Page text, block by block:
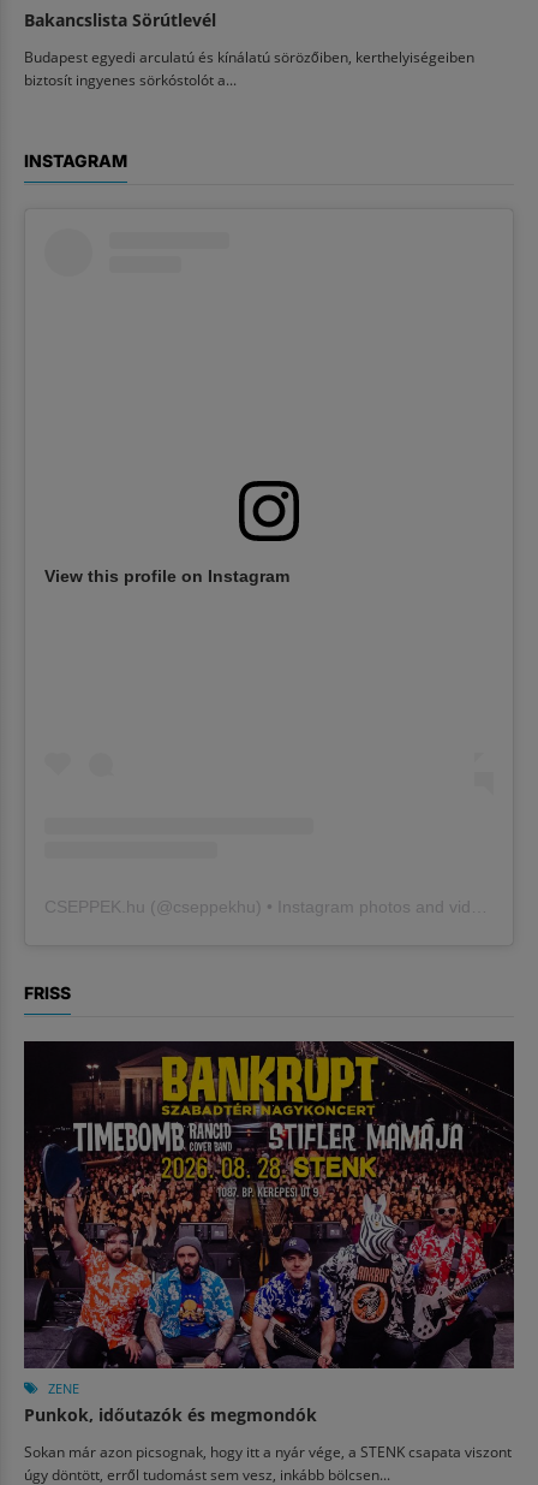
Bakancslista Sörútlevél
Budapest egyedi arculatú és kínálatú sörözőiben, kerthelyiségeiben
biztosít ingyenes sörkóstolót a...
INSTAGRAM
View this profile on Instagram
CSEPPEK.hu (@cseppekhu ) • Instagram photos and videos
FRISS
ZENE
Punkok, időutazók és megmondók
Sokan már azon picsognak, hogy itt a nyár vége, a STENK csapata viszont
úgy döntött, erről tudomást sem vesz, inkább bölcsen...